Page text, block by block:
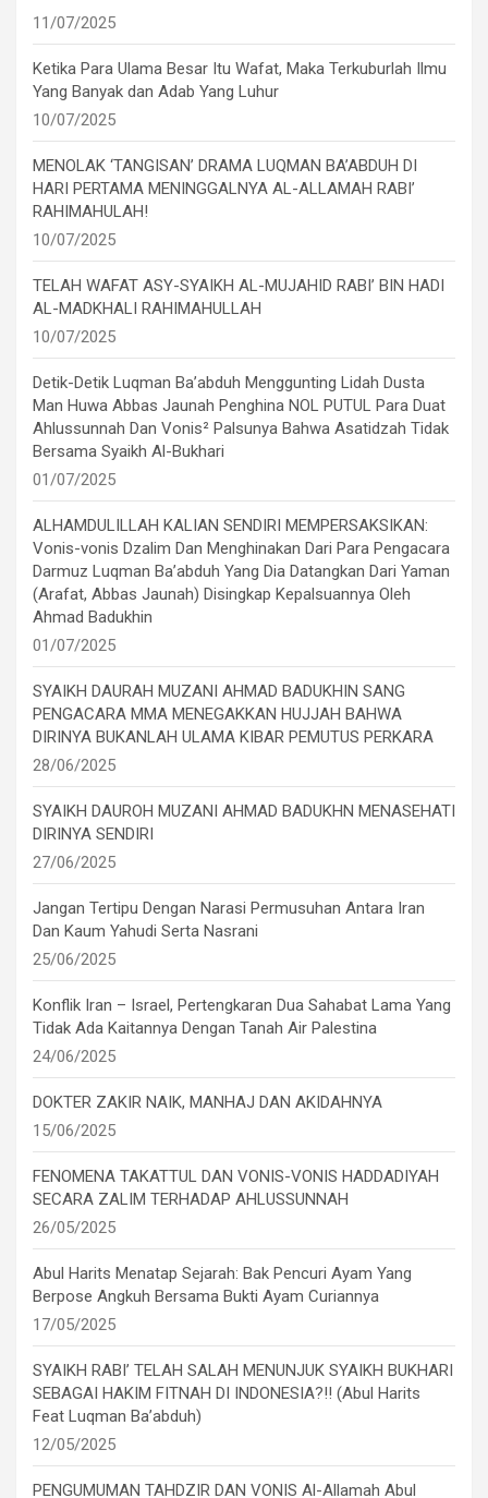
11/07/2025
Ketika Para Ulama Besar Itu Wafat, Maka Terkuburlah Ilmu
Yang Banyak dan Adab Yang Luhur
10/07/2025
MENOLAK ‘TANGISAN’ DRAMA LUQMAN BA’ABDUH DI
HARI PERTAMA MENINGGALNYA AL-ALLAMAH RABI’
RAHIMAHULAH!
10/07/2025
TELAH WAFAT ASY-SYAIKH AL-MUJAHID RABI’ BIN HADI
AL-MADKHALI RAHIMAHULLAH
10/07/2025
Detik-Detik Luqman Ba’abduh Menggunting Lidah Dusta
Man Huwa Abbas Jaunah Penghina NOL PUTUL Para Duat
Ahlussunnah Dan Vonis² Palsunya Bahwa Asatidzah Tidak
Bersama Syaikh Al-Bukhari
01/07/2025
ALHAMDULILLAH KALIAN SENDIRI MEMPERSAKSIKAN:
Vonis-vonis Dzalim Dan Menghinakan Dari Para Pengacara
Darmuz Luqman Ba’abduh Yang Dia Datangkan Dari Yaman
(Arafat, Abbas Jaunah) Disingkap Kepalsuannya Oleh
Ahmad Badukhin
01/07/2025
SYAIKH DAURAH MUZANI AHMAD BADUKHIN SANG
PENGACARA MMA MENEGAKKAN HUJJAH BAHWA
DIRINYA BUKANLAH ULAMA KIBAR PEMUTUS PERKARA
28/06/2025
SYAIKH DAUROH MUZANI AHMAD BADUKHN MENASEHATI
DIRINYA SENDIRI
27/06/2025
Jangan Tertipu Dengan Narasi Permusuhan Antara Iran
Dan Kaum Yahudi Serta Nasrani
25/06/2025
Konflik Iran – Israel, Pertengkaran Dua Sahabat Lama Yang
Tidak Ada Kaitannya Dengan Tanah Air Palestina
24/06/2025
DOKTER ZAKIR NAIK, MANHAJ DAN AKIDAHNYA
15/06/2025
FENOMENA TAKATTUL DAN VONIS-VONIS HADDADIYAH
SECARA ZALIM TERHADAP AHLUSSUNNAH
26/05/2025
Abul Harits Menatap Sejarah: Bak Pencuri Ayam Yang
Berpose Angkuh Bersama Bukti Ayam Curiannya
17/05/2025
SYAIKH RABI’ TELAH SALAH MENUNJUK SYAIKH BUKHARI
SEBAGAI HAKIM FITNAH DI INDONESIA?!! (Abul Harits
Feat Luqman Ba’abduh)
12/05/2025
PENGUMUMAN TAHDZIR DAN VONIS Al-Allamah Abul